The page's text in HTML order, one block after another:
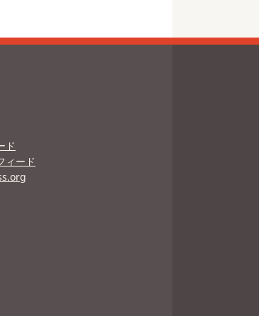
ド
ィード